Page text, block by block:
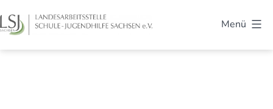
Inhalt
springen
Menü